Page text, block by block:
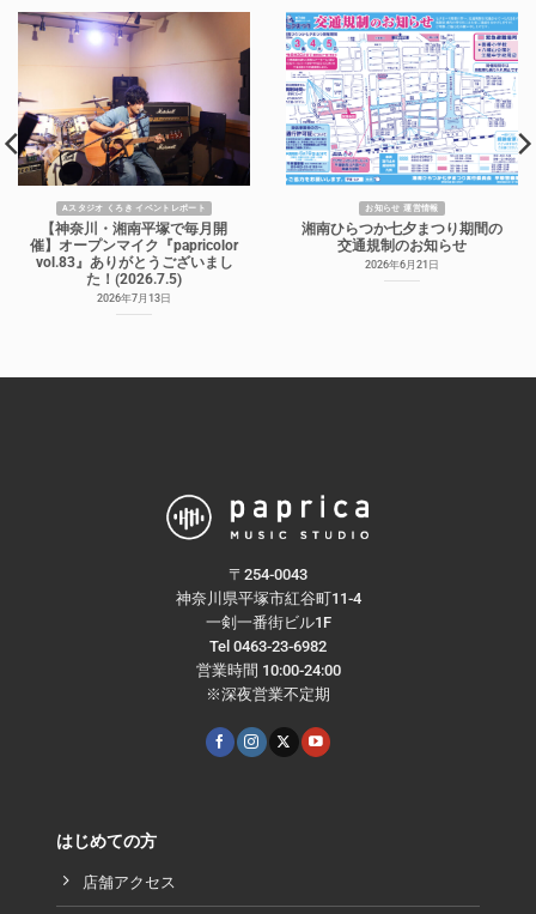
Aスタジオ くろき イベントレポート
【神奈川・湘南平塚で毎月開
催】オープンマイク『papricolor
vol.83』ありがとうございまし
た！(2026.7.5)
2026年7月13日
お知らせ 運営情報
湘南ひらつか七夕まつり期間の
交通規制のお知らせ
2026年6月21日
〒254-0043
神奈川県平塚市紅谷町11-4
一剣一番街ビル1F
Tel 0463-23-6982
営業時間 10:00-24:00
※深夜営業不定期
はじめての方
店舗アクセス